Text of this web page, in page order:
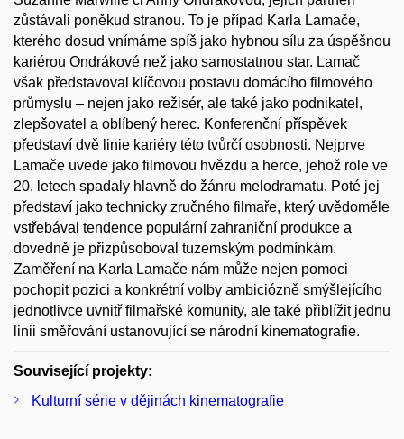
zůstávali poněkud stranou. To je případ Karla Lamače,
kterého dosud vnímáme spíš jako hybnou sílu za úspěšnou
kariérou Ondrákové než jako samostatnou star. Lamač
však představoval klíčovou postavu domácího filmového
průmyslu – nejen jako režisér, ale také jako podnikatel,
zlepšovatel a oblíbený herec. Konferenční příspěvek
představí dvě linie kariéry této tvůrčí osobnosti. Nejprve
Lamače uvede jako filmovou hvězdu a herce, jehož role ve
20. letech spadaly hlavně do žánru melodramatu. Poté jej
představí jako technicky zručného filmaře, který uvědoměle
vstřebával tendence populární zahraniční produkce a
dovedně je přizpůsoboval tuzemským podmínkám.
Zaměření na Karla Lamače nám může nejen pomoci
pochopit pozici a konkrétní volby ambiciózně smýšlejícího
jednotlivce uvnitř filmařské komunity, ale také přiblížit jednu
linii směřování ustanovující se národní kinematografie.
Související projekty:
Kulturní série v dějinách kinematografie